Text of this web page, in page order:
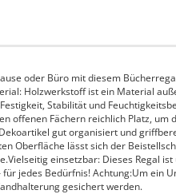
oder Büro mit diesem
Holzwerkstoff ist ein Material
Stabilität und
offenen Fächern reichlich Platz, um
gut organisiert und
Oberfläche lässt sich der
einsetzbar: Dieses Regal
jedes Bedürfnis! Achtung:Um ein
gesichert werden.